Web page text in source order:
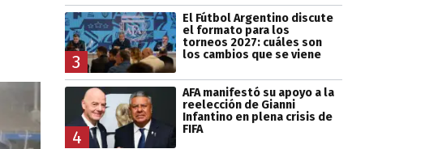
3
El Fútbol Argentino discute
el formato para los
torneos 2027: cuáles son
los cambios que se viene
4
AFA manifestó su apoyo a la
reelección de Gianni
Infantino en plena crisis de
FIFA